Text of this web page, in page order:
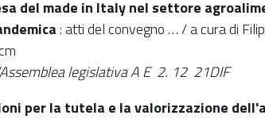
del made in Italy nel settore
: atti del convegno … / a cura di
legislativa A E 2. 12 21DIF
per la tutela e la valorizzazione